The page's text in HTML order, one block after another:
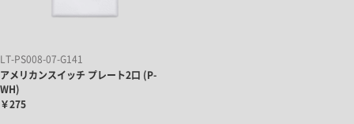
LT-PS008-07-G141
アメリカンスイッチ プレート2口 (P-
WH)
￥275